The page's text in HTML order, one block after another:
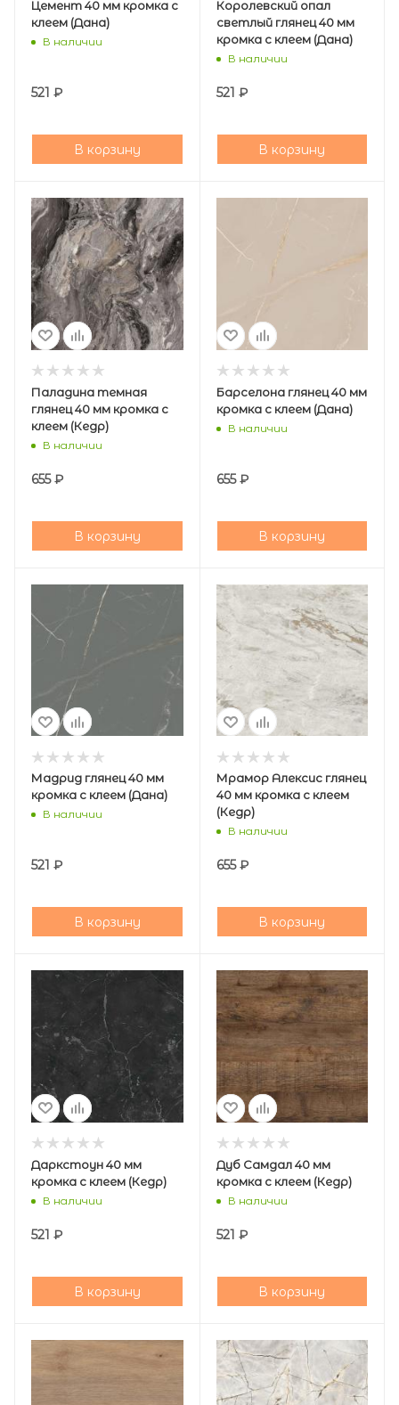
Цемент 40 мм кромка с
клеем (Дана)
В наличии
521 ₽
В корзину
Королевский опал
светлый глянец 40 мм
кромка с клеем (Дана)
В наличии
521 ₽
В корзину
Паладина темная
глянец 40 мм кромка с
клеем (Кедр)
В наличии
655₽
В корзину
Барселона глянец 40 мм
кромка с клеем (Дана)
В наличии
655₽
В корзину
Мадрид глянец 40 мм
кромка с клеем (Дана)
В наличии
521 ₽
В корзину
Мрамор Алексис глянец
40 мм кромка с клеем
(Кедр)
В наличии
655₽
В корзину
Даркстоун 40 мм
кромка с клеем (Кедр)
В наличии
521 ₽
В корзину
Дуб Самдал 40 мм
кромка с клеем (Кедр)
В наличии
521 ₽
В корзину